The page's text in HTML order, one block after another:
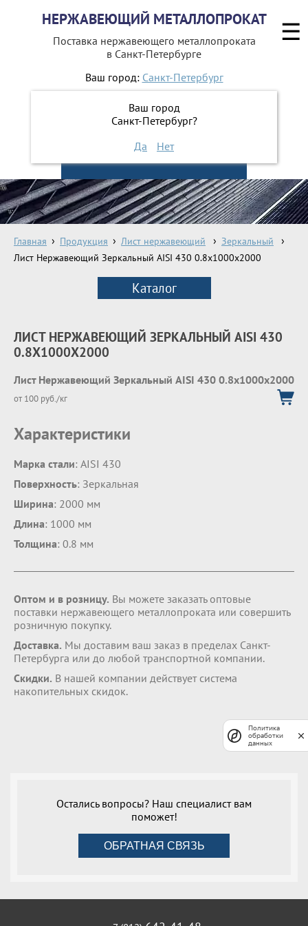
НЕРЖАВЕЮЩИЙ МЕТАЛЛОПРОКАТ
Поставка нержавеющего металлопроката
в Санкт-Петербурге
Ваш город: Санкт-Петербург
Ваш город
Санкт-Петербург?
Да
Нет
+7 (812)642-41-48
+7 (812)642-41-49
Главная Продукция Лист нержавеющий
Зеркальный
Лист Нержавеющий Зеркальный AISI 430 0.8х1000х2000
Каталог
ЛИСТ НЕРЖАВЕЮЩИЙ ЗЕРКАЛЬНЫЙ AISI 430
0.8Х1000Х2000
Лист Нержавеющий Зеркальный AISI 430 0.8х1000х2000
от 100 руб./кг
Характеристики
Марка стали: AISI 430
Поверхность: Зеркальная
Ширина: 2000 мм
Длина: 1000 мм
Толщина: 0.8 мм
Оптом и в розницу. Вы можете заказать оптовые
поставки нержавеющего металлопроката или совершить
розничную покупку.
Доставка. Мы доставим ваш заказ в пределах Санкт-
Петербурга или до любой транспортной компании.
Скидки. В нашей компании действует система
накопительных скидок.
Остались вопросы? Наш специалист вам
поможет!
ОБРАТНАЯ СВЯЗЬ
☰
Политика
обработки
данных